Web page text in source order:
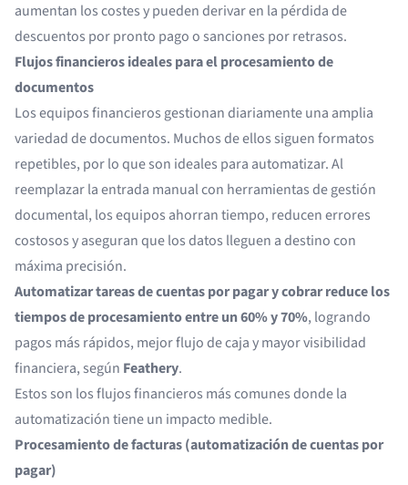
aumentan los costes y pueden derivar en la pérdida de
descuentos por pronto pago o sanciones por retrasos.
Flujos financieros ideales para el procesamiento de
documentos
Los equipos financieros gestionan diariamente una amplia
variedad de documentos. Muchos de ellos siguen formatos
repetibles, por lo que son ideales para automatizar. Al
reemplazar la entrada manual con herramientas de gestión
documental, los equipos ahorran tiempo, reducen errores
costosos y aseguran que los datos lleguen a destino con
máxima precisión.
Automatizar tareas de cuentas por pagar y cobrar reduce los
tiempos de procesamiento entre un 60% y 70%, logrando
pagos más rápidos, mejor flujo de caja y mayor visibilidad
financiera, según Feathery.
Estos son los flujos financieros más comunes donde la
automatización tiene un impacto medible.
Procesamiento de facturas (automatización de cuentas por
pagar)